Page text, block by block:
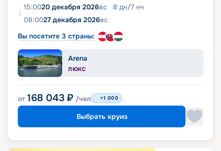
15:0020 декабря 2026вс 8 дн/7 нч
08:0027 декабря 2026вс
Вы посетите 3 страны:
Arena
ЛЮКС
от 168 043 ₽ /чел +1 000
Выбрать круиз